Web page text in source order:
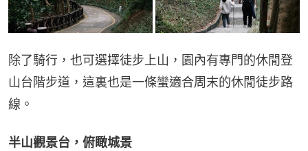
除了騎行，也可選擇徒步上山，園內有專門的休閒登
山台階步道，這裏也是一條蠻適合周末的休閒徒步路
線。
半山觀景台，俯瞰城景